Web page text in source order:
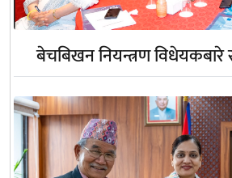
बेचबिखन नियन्त्रण